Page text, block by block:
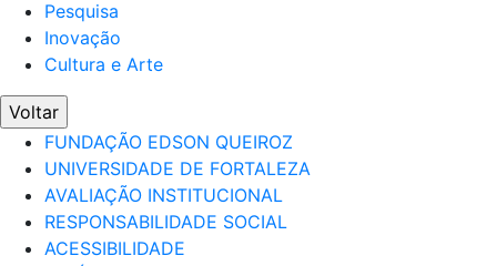
Pesquisa
Inovação
Cultura e Arte
Voltar
FUNDAÇÃO EDSON QUEIROZ
UNIVERSIDADE DE FORTALEZA
AVALIAÇÃO INSTITUCIONAL
RESPONSABILIDADE SOCIAL
ACESSIBILIDADE